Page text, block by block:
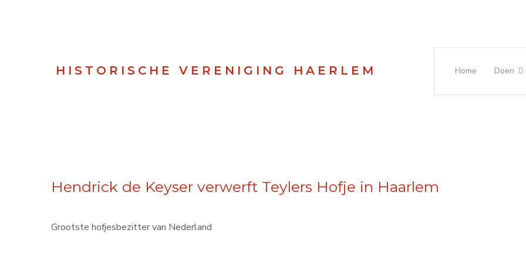
HISTORISCHE VERENIGING HAERLEM Home Doen
Hendrick de Keyser verwerft Teylers Hofje in Haarlem
Grootste hofjesbezitter van Nederland